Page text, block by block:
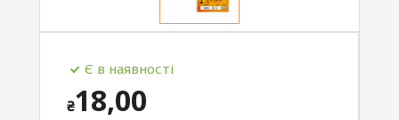
Є в наявності
₴18,00